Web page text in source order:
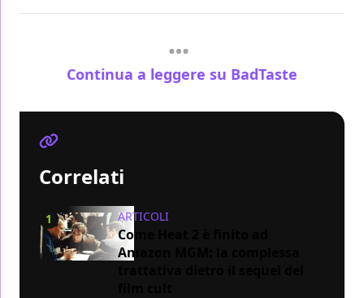
Continua a leggere su BadTaste
Correlati
1 ARTICOLI
Come Heat 2 è finito ad
Amazon MGM: la complessa